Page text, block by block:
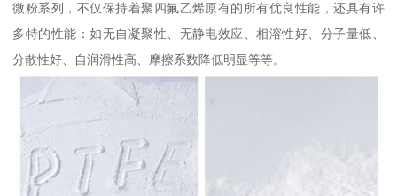
微粉系列，不仅保持着聚四氟乙烯原有的所有优良性能，还具有许
多特的性能：如无自凝聚性、无静电效应、相溶性好、分子量低、
分散性好、自润滑性高、摩擦系数降低明显等等。